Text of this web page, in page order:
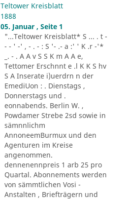
Teltower Kreisblatt
1888
05. Januar , Seite 1
"...Teltower Kreisblatt* S ... . t -
- - ' -' , - . - : S '- .- a :' ' K .r -'*
_. - . A A v S S K m A A e,
Tettomer Erschnnt e .l K K S hv
S A Inserate i)uerdrn n der
EmediUon : . Dienstags ,
Donnerstags und .
eonnabends. Berlin W. ,
Powdamer Strebe 2sd sowie in
sämnnlichm
AnnoneemBurmux und den
Agenturen im Kreise
angenommen.
dennenennpreis 1 arb 25 pro
Quartal. Abonnements werden
von sämmtlichen Vosi -
Anstalten , Briefträgern und